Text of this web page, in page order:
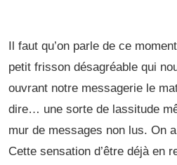
Il faut qu’on parle de ce
petit frisson désagréable qui
ouvrant notre messagerie le
dire… une sorte de lassitude
mur de messages non lus. On
Cette sensation d’être déjà en